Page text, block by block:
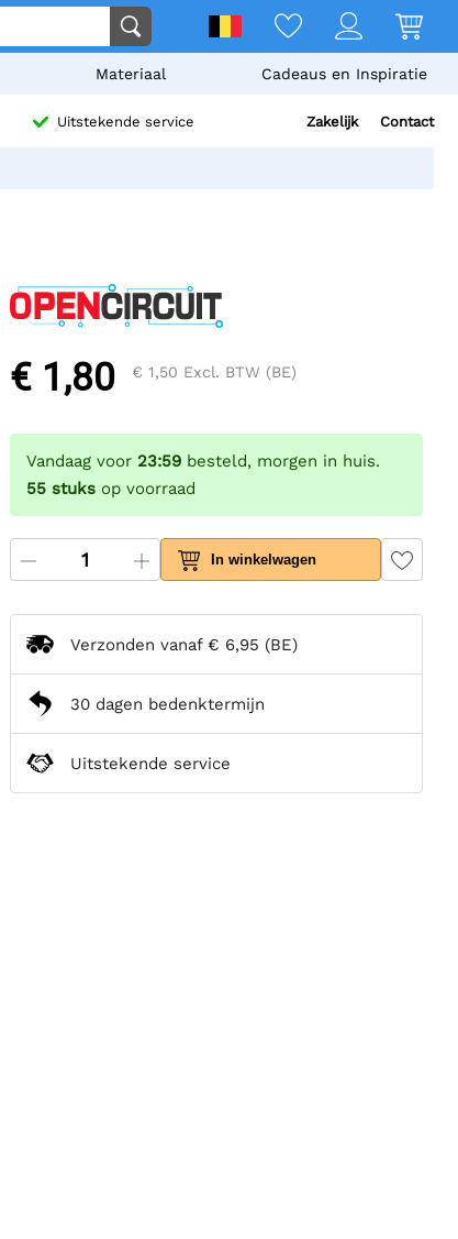
Materiaal Cadeaus en Inspiratie
Uitstekende service Zakelijk Contact
€ 1,80 € 1,50 Excl. BTW (BE)
Vandaag voor 23:59 besteld, morgen in huis.
55 stuks op voorraad
In winkelwagen
Verzonden vanaf € 6,95 (BE)
30 dagen bedenktermijn
Uitstekende service